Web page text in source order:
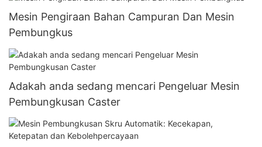
Mesin Pengiraan Bahan Campuran Dan Mesin
Pembungkus
Adakah anda sedang mencari Pengeluar Mesin
Pembungkusan Caster